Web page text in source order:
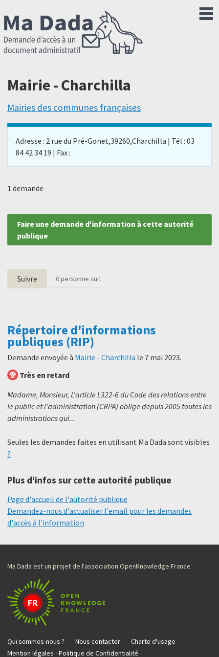
Mairie - Charchilla
Mairies des communes françaises
Adresse : 2 rue du Pré-Gonet,39260,Charchilla | Tél : 03
84 42 34 19 | Fax :
1 demande
Faire une demande d'information à cette autorité
publique
Suivre 0personne suit
Répertoire d'informations
publiques (RIP)
Demande envoyée à Mairie - Charchilla le 7 mai 2023.
Très en retard
Madame, Monsieur, L'article L322-6 du Code des relations entre
le public et l'administration (CRPA) oblige depuis 2005 toutes les
administrations qui...
Seules les demandes faites en utilisant Ma Dada sont visibles
?
Plus d'infos sur cette autorité publique
Page d'accueil de l'autorité publique
Demandez-nous d'actualiser l'email pour les demandes
d'accès à l'information
Ma Dada est un projet de l'association OpenKnowledge France
Qui sommes-nous ? Nous contacter
Charte d'usage
Mention légales - Politique de Confidentialité